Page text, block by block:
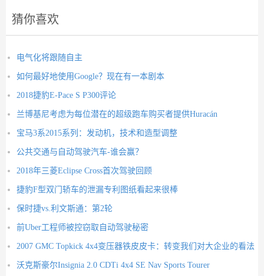
猜你喜欢
电气化将跟随自主
如何最好地使用Google？现在有一本剧本
2018捷豹E-Pace S P300评论
兰博基尼考虑为每位潜在的超级跑车购买者提供Huracán
宝马3系2015系列：发动机，技术和造型调整
公共交通与自动驾驶汽车-谁会赢？
2018年三菱Eclipse Cross首次驾驶回顾
捷豹F型双门轿车的泄漏专利图纸看起来很棒
保时捷vs.利文斯通：第2轮
前Uber工程师被控窃取自动驾驶秘密
2007 GMC Topkick 4x4变压器铁皮皮卡：转变我们对大企业的看法
沃克斯豪尔Insignia 2.0 CDTi 4x4 SE Nav Sports Tourer